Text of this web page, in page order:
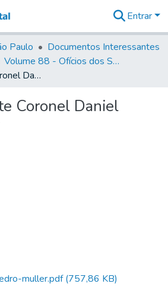
&
Coleções
Tudo na
Biblioteca
Estatísticas
Entrar
Paulo
Documentos Interessantes
Volume 88 - Ofícios dos Senhores Governadores Interinos da Capitania de São Paulo (1817- 1819)
Para o Tenente Coronel Daniel Pedro Müller
Coronel Daniel
muller.pdf(757,86 KB)